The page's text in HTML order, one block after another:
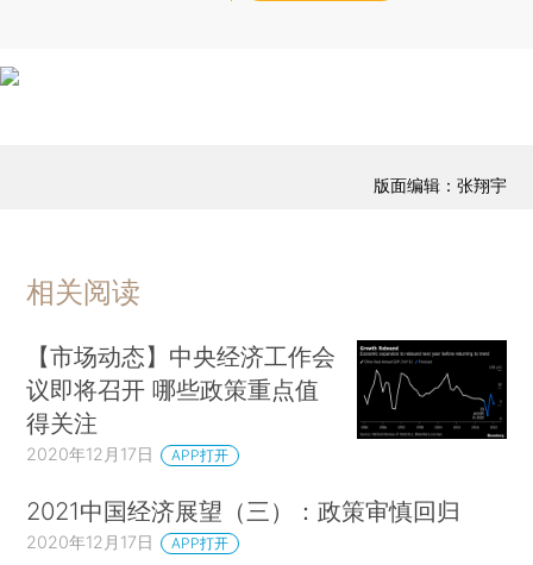
版面编辑：张翔宇
相关阅读
【市场动态】中央经济工作会
议即将召开 哪些政策重点值
得关注
2020年12月17日 APP打开
2021中国经济展望（三）：政策审慎回归
2020年12月17日 APP打开